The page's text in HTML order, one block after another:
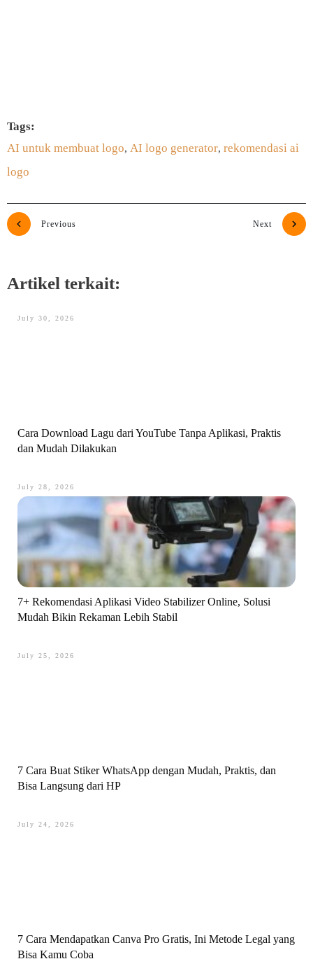
Tags:
AI untuk membuat logo, AI logo generator, rekomendasi ai
logo
Previous Next
Artikel terkait:
July 30, 2026
Cara Download Lagu dari YouTube Tanpa Aplikasi, Praktis
dan Mudah Dilakukan
July 28, 2026
7+ Rekomendasi Aplikasi Video Stabilizer Online, Solusi
Mudah Bikin Rekaman Lebih Stabil
July 25, 2026
7 Cara Buat Stiker WhatsApp dengan Mudah, Praktis, dan
Bisa Langsung dari HP
July 24, 2026
7 Cara Mendapatkan Canva Pro Gratis, Ini Metode Legal yang
Bisa Kamu Coba